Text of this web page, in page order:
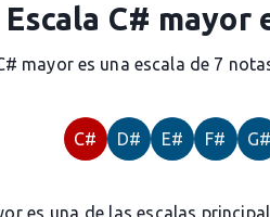
Escala C# mayor
mayor es una escala de 7
C# D# E# F# G#
es una de las escalas